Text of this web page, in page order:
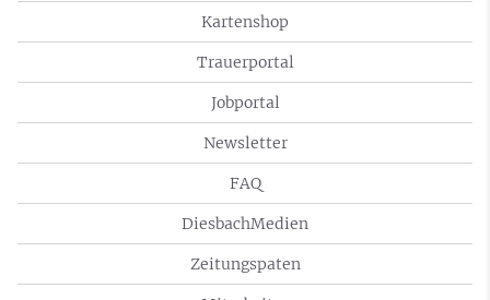
Kartenshop
Trauerportal
Jobportal
Newsletter
FAQ
DiesbachMedien
Zeitungspaten